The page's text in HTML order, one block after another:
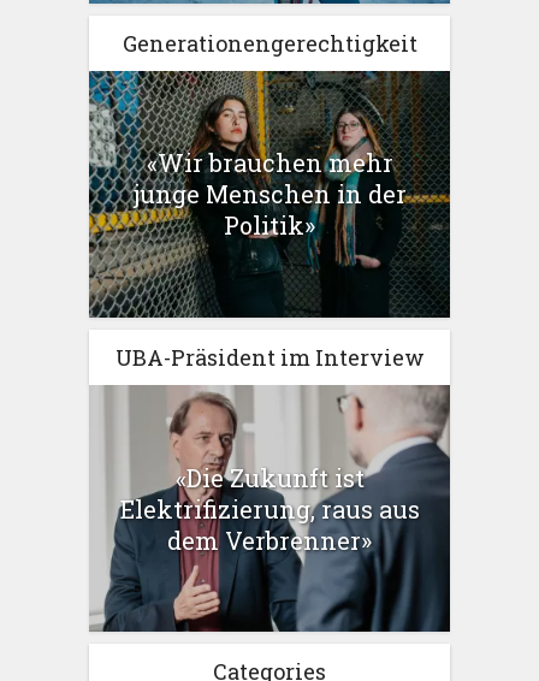
Generationengerechtigkeit
«Wir brauchen mehr
junge Menschen in der
Politik»
UBA-Präsident im Interview
«Die Zukunft ist
Elektrifizierung, raus aus
dem Verbrenner»
Categories